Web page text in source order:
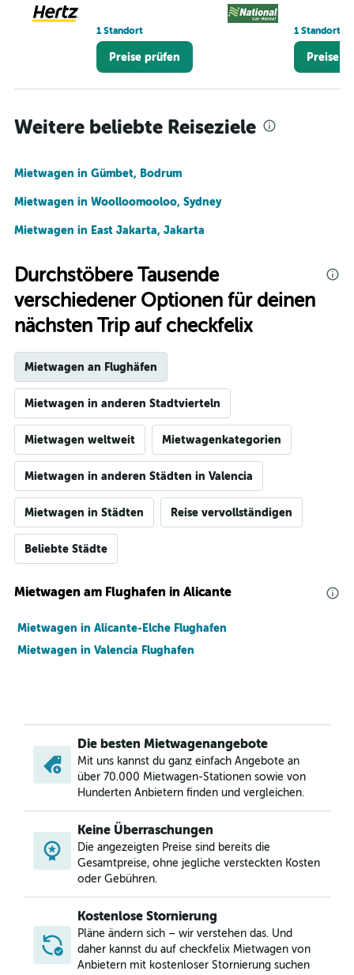
1 Standort
Preise prüfen
1 Standort
Preise
Weitere beliebte Reiseziele
Mietwagen in Gümbet, Bodrum
Mietwagen in Woolloomooloo, Sydney
Mietwagen in East Jakarta, Jakarta
Durchstöbere Tausende
verschiedener Optionen für deinen
nächsten Trip auf checkfelix
Mietwagen an Flughäfen
Mietwagen in anderen Stadtvierteln
Mietwagen weltweit Mietwagenkategorien
Mietwagen in anderen Städten in Valencia
Mietwagen in Städten Reise vervollständigen
Beliebte Städte
Mietwagen am Flughafen in Alicante
Mietwagen in Alicante-Elche Flughafen
Mietwagen in Valencia Flughafen
Die besten Mietwagenangebote
Mit uns kannst du ganz einfach Angebote an
über 70.000 Mietwagen-Stationen sowie von
Hunderten Anbietern finden und vergleichen.
Keine Überraschungen
Die angezeigten Preise sind bereits die
Gesamtpreise, ohne jegliche versteckten Kosten
oder Gebühren.
Kostenlose Stornierung
Pläne ändern sich – wir verstehen das. Und
daher kannst du auf checkfelix Mietwagen von
Anbietern mit kostenloser Stornierung suchen